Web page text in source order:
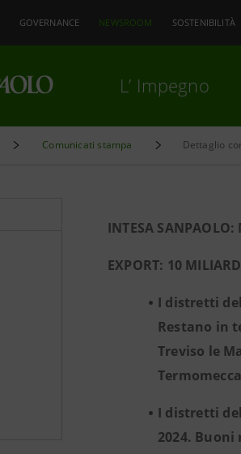
GOVERNANCE NEWSROOM SOSTENIBILITÀ
L’ Impegno
Comunicati stampa Dettaglio
INTESA SANPAOLO:
EXPORT: 10
I distretti
Restano in
Treviso le
I distretti
2024.